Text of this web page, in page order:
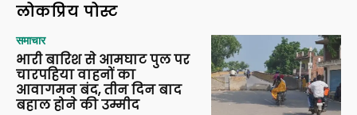
लोकप्रिय पोस्ट
समाचार
भारी बारिश से आमघाट पुल पर
चारपहिया वाहनों का
आवागमन बंद, तीन दिन बाद
बहाल होने की उम्मीद